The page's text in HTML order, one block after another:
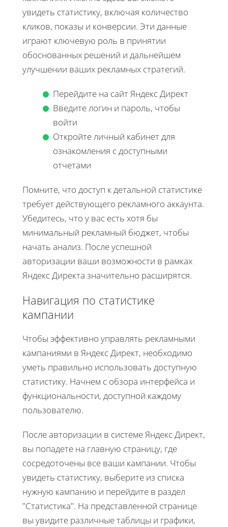
увидеть статистику, включая количество
кликов, показы и конверсии. Эти данные
играют ключевую роль в принятии
обоснованных решений и дальнейшем
улучшении ваших рекламных стратегий.
Перейдите на сайт Яндекс Директ
Введите логин и пароль, чтобы
войти
Откройте личный кабинет для
ознакомления с доступными
отчетами
Помните, что доступ к детальной статистике
требует действующего рекламного аккаунта.
Убедитесь, что у вас есть хотя бы
минимальный рекламный бюджет, чтобы
начать анализ. После успешной
авторизации ваши возможности в рамках
Яндекс Директа значительно расширятся.
Навигация по статистике
кампании
Чтобы эффективно управлять рекламными
кампаниями в Яндекс Директ, необходимо
уметь правильно использовать доступную
статистику. Начнем с обзора интерфейса и
функциональности, доступной каждому
пользователю.
После авторизации в системе Яндекс Директ,
вы попадете на главную страницу, где
сосредоточены все ваши кампании. Чтобы
увидеть статистику, выберите из списка
нужную кампанию и перейдите в раздел
"Статистика". На представленной странице
вы увидите различные таблицы и графики,